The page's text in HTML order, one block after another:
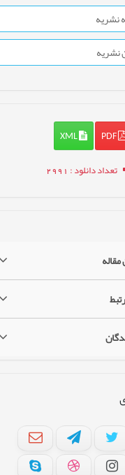
نشریه
نشریه
PDF
XML
تعداد دانلود: 2991